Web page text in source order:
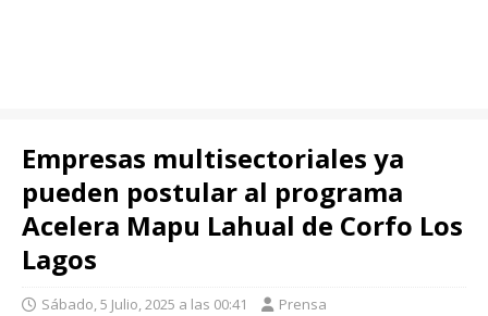
Empresas multisectoriales ya
pueden postular al programa
Acelera Mapu Lahual de Corfo Los
Lagos
Sábado, 5 Julio, 2025 a las 00:41 Prensa